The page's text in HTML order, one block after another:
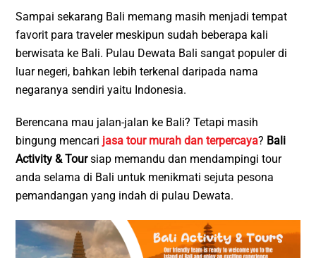
Sampai sekarang Bali memang masih menjadi tempat
favorit para traveler meskipun sudah beberapa kali
berwisata ke Bali. Pulau Dewata Bali sangat populer di
luar negeri, bahkan lebih terkenal daripada nama
negaranya sendiri yaitu Indonesia.
Berencana mau jalan-jalan ke Bali? Tetapi masih
bingung mencari jasa tour murah dan terpercaya? Bali
Activity & Toursiap memandu dan mendampingi tour
anda selama di Bali untuk menikmati sejuta pesona
pemandangan yang indah di pulau Dewata.